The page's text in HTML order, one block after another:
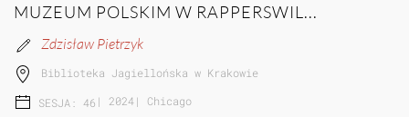
MUZEUM POLSKIM W RAPPERSWIL...
Zdzisław Pietrzyk
Biblioteka Jagiellońska w Krakowie
SESJA: 46 | 2024| Chicago